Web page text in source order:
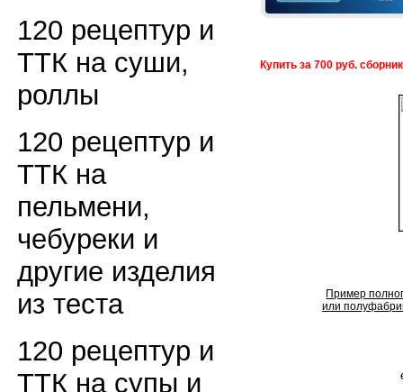
120 рецептур и
ТТК на суши,
роллы
120 рецептур и
ТТК на
пельмени,
чебуреки и
другие изделия
из теста
120 рецептур и
ТТК на супы и
Купить за 700 руб.
Пример
или